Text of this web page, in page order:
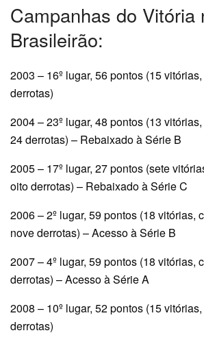
Campanhas do Vitória
Brasileirão:
2003 – 16º lugar, 56 pontos (15
derrotas)
2004 – 23º lugar, 48 pontos (13
24 derrotas) – Rebaixado à Série B
2005 – 17º lugar, 27 pontos (sete
oito derrotas) – Rebaixado à Série C
2006 – 2º lugar, 59 pontos (18 vitórias,
nove derrotas) – Acesso à Série B
2007 – 4º lugar, 59 pontos (18 vitórias,
derrotas) – Acesso à Série A
2008 – 10º lugar, 52 pontos (15
derrotas)